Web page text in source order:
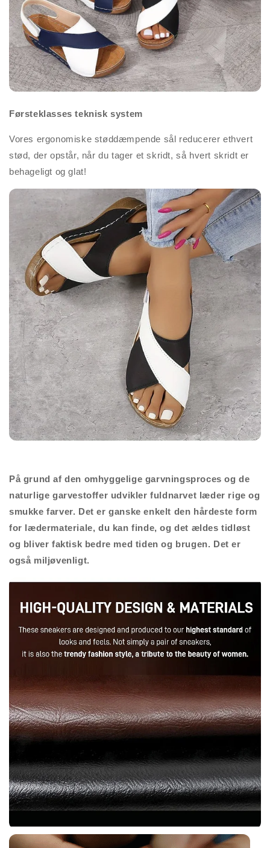
Førsteklasses teknisk system
Vores ergonomiske støddæmpende sål reducerer ethvert
stød, der opstår, når du tager et skridt, så hvert skridt er
behageligt og glat!
På grund af den omhyggelige garvningsproces og de
naturlige garvestoffer udvikler fuldnarvet læder rige og
smukke farver. Det er ganske enkelt den hårdeste form
for lædermateriale, du kan finde, og det ældes tidløst
og bliver faktisk bedre med tiden og brugen. Det er
også miljøvenligt.